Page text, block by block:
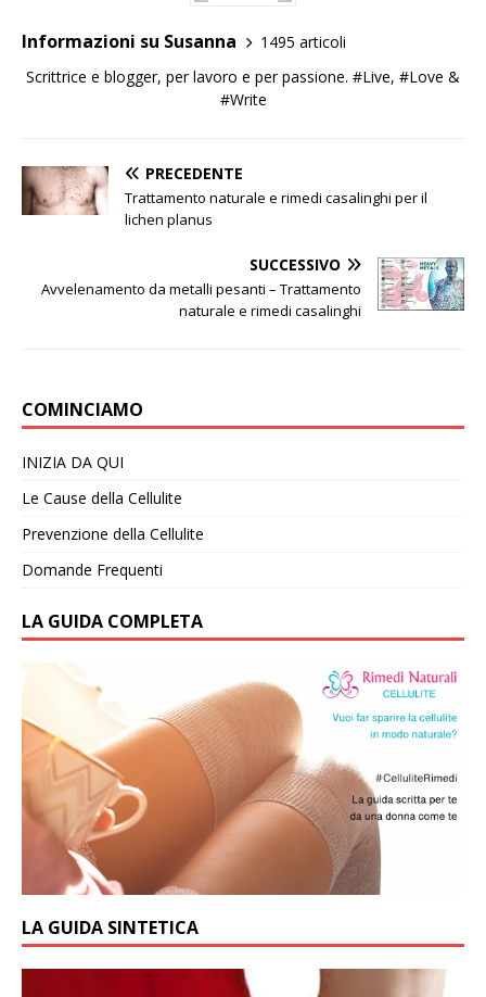
Informazioni su Susanna
1495 articoli
Scrittrice e blogger, per lavoro e per passione. #Live, #Love &
#Write
PRECEDENTE
Trattamento naturale e rimedi casalinghi per il
lichen planus
SUCCESSIVO
Avvelenamento da metalli pesanti – Trattamento
naturale e rimedi casalinghi
COMINCIAMO
INIZIA DA QUI
Le Cause della Cellulite
Prevenzione della Cellulite
Domande Frequenti
LA GUIDA COMPLETA
LA GUIDA SINTETICA